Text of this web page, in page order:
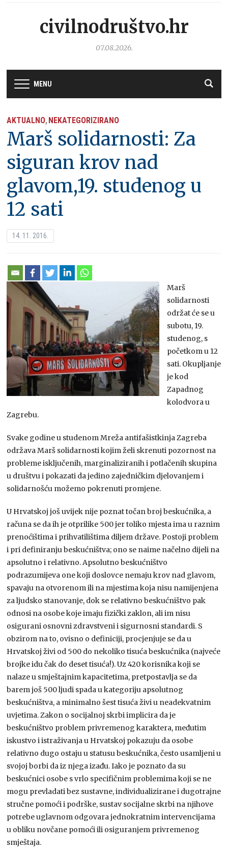
civilnodruštvo.hr
07.08.2026.
MENU
AKTUALNO, NEKATEGORIZIRANO
Marš solidarnosti: Za
siguran krov nad
glavom,19. studenog u
12 sati
14. 11. 2016.
Marš
solidarnosti
održat će se u
subotu, 19.
studenog, s
početkom u 12
sati. Okupljanje
je kod
Zapadnog
kolodvora u
Zagrebu.
Svake godine u studenom Mreža antifašistkinja Zagreba
održava Marš solidarnosti kojim želi skrenuti pozornost na
probleme isključenih, marginaliziranih i potlačenih skupina
u društvu i pokazati da jedino zajedničkim djelovanjem i
solidarnošću možemo pokrenuti promjene.
U Hrvatskoj još uvijek nije poznat točan broj beskućnika, a
računa se da ih je otprilike 500 jer toliko mjesta ima u raznim
prenoćištima i prihvatilištima diljem države. Postoji problem
i pri definiranju beskućništva; ono se naime načelno dijeli na
apsolutno i relativno. Apsolutno beskućništvo
podrazumijeva one koji doslovce nemaju krov nad glavom,
spavaju na otvorenom ili na mjestima koja nisu namijenjena
za ljudsko stanovanje, dok se relativno beskućništvo pak
odnosi na osobe koje imaju fizički zaklon, ali im nisu
osigurani osnovni zdravstveni i sigurnosni standardi. S
obzirom na to, ovisno o definiciji, procjenjuje se da u
Hrvatskoj živi od 500 do nekoliko tisuća beskućnika (najveće
brojke idu čak do deset tisuća!). Uz 420 korisnika koji se
nalaze u smještajnim kapacitetima, pretpostavlja se da
barem još 500 ljudi spada u kategoriju apsolutnog
beskućništva, a minimalno šest tisuća živi u neadekvatnim
uvjetima. Zakon o socijalnoj skrbi implicira da je
beskućništvo problem privremenog karaktera, međutim
iskustvo i istraživanja u Hrvatskoj pokazuju da osobe
relativno dugo ostaju u statusu beskućnika, često usamljeni u
svojoj borbi da iz njega izađu. Iako je poznato da su
beskućnici osobe s vrlo specifičnim problemima koji se ne
mogu prevladati bez sustavne, individualizirane i dugotrajne
stručne pomoći i podrške, sustav socijalne skrbi na njihove
potrebe uglavnom odgovara jednokratnim intervencijama
u obliku novčane pomoći ili osiguranjem privremenog
smještaja.